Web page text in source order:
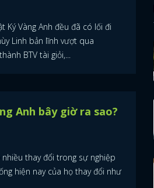
Ký Vàng Anh đều đã có lối đi
Linh bản lĩnh vượt qua
BTV tài giỏi,...
Anh bây giờ ra sao?
thay đổi trong sự nghiệp
hiện nay của họ thay đổi như